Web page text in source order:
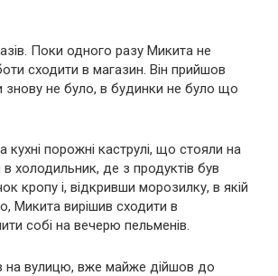
Поки одного разу Микита не
сходити в магазин. Він прийшов
не було, в будинки не було що
кухні порожні каструлі, що стояли на
в холодильник, де з продуктів був
кропу і, відкривши морозилку, в якій
Микита вирішив сходити в
собі на вечерю пельменів.
на вулицю, вже майже дійшов до